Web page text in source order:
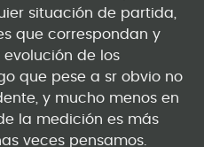
situación de partida,
que correspondan y
de los
que pese a sr obvio no
y mucho menos en
la medición es más
veces pensamos.